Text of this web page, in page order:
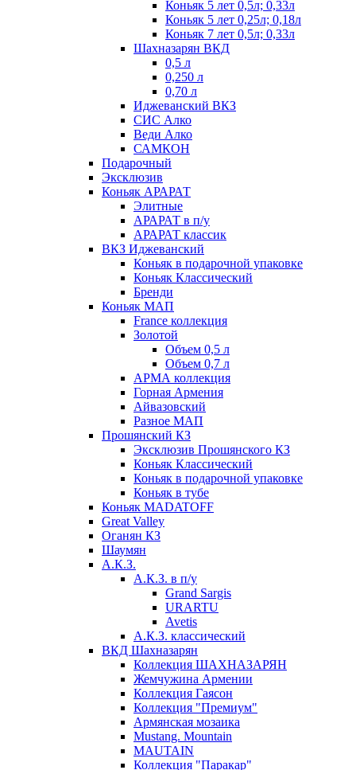
Коньяк 5 лет 0,5л; 0,33л
Коньяк 5 лет 0,25л; 0,18л
Коньяк 7 лет 0,5л; 0,33л
Шахназарян ВКД
0,5 л
0,250 л
0,70 л
Иджеванский ВКЗ
СИС Алко
Веди Алко
САМКОН
Подарочный
Эксклюзив
Коньяк АРАРАТ
Элитные
АРАРАТ в п/у
АРАРАТ классик
ВКЗ Иджеванский
Коньяк в подарочной упаковке
Коньяк Классический
Бренди
Коньяк МАП
France коллекция
Золотой
Объем 0,5 л
Объем 0,7 л
АРМА коллекция
Горная Армения
Айвазовский
Разное МАП
Прошянский КЗ
Эксклюзив Прошянского КЗ
Коньяк Классический
Коньяк в подарочной упаковке
Коньяк в тубе
Коньяк MADATOFF
Great Valley
Оганян КЗ
Шаумян
А.К.З.
А.К.З. в п/у
Grand Sargis
URARTU
Avetis
А.К.З. классический
ВКД Шахназарян
Коллекция ШАХНАЗАРЯН
Жемчужина Армении
Коллекция Гаясон
Коллекция "Премиум"
Армянская мозаика
Mustang. Mountain
MAUTAIN
Коллекция "Паракар"